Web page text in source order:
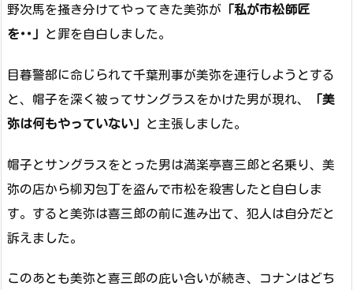
野次馬を掻き分けてやってきた美弥が 「私が市松師匠
を･･」 と罪を自白しました。
目暮警部に命じられて千葉刑事が美弥を連行しようとする
と、帽子を深く被ってサングラスをかけた男が現れ、
「美
弥は何もやっていない」 と主張しました。
帽子とサングラスをとった男は満楽亭喜三郎と名乗り、美
弥の店から柳刃包丁を盗んで市松を殺害したと自白しま
す。すると美弥は喜三郎の前に進み出て、犯人は自分だと
訴えました。
このあとも美弥と喜三郎の庇い合いが続き、コナンはどち